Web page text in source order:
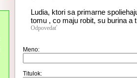
Ludia, ktori sa primarne
tomu , co maju robit, su burina a
Odpovedať
Meno:
Titulok: